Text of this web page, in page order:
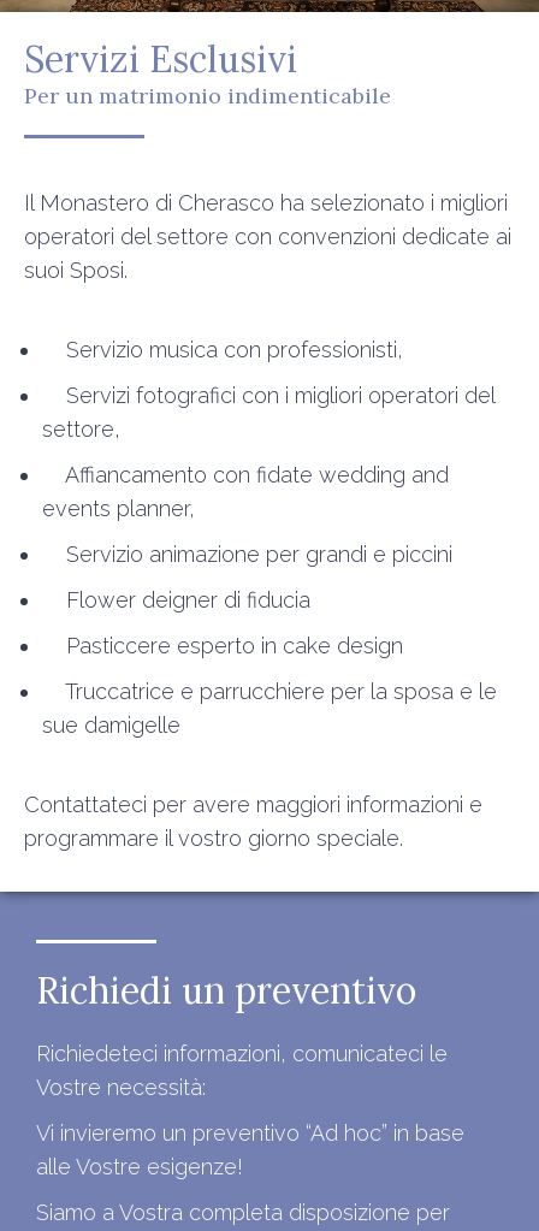
Servizi Esclusivi
Per un matrimonio indimenticabile
Il Monastero di Cherasco ha selezionato i migliori
operatori del settore con convenzioni dedicate ai
suoi Sposi.
Servizio musica con professionisti,
Servizi fotografici con i migliori operatori del
settore,
Affiancamento con fidate wedding and
events planner,
Servizio animazione per grandi e piccini
Flower deigner di fiducia
Pasticcere esperto in cake design
Truccatrice e parrucchiere per la sposa e le
sue damigelle
Contattateci per avere maggiori informazioni e
programmare il vostro giorno speciale.
Richiedi un preventivo
Richiedeteci informazioni, comunicateci le
Vostre necessità:
Vi invieremo un preventivo “Ad hoc” in base
alle Vostre esigenze!
Siamo a Vostra completa disposizione per